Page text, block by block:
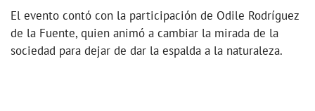
El evento contó con la participación de Odile Rodríguez
de la Fuente, quien animó a cambiar la mirada de la
sociedad para dejar de dar la espalda a la naturaleza.